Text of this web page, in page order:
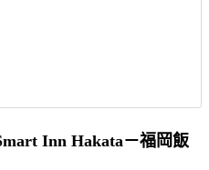
Inn Hakata－福岡飯